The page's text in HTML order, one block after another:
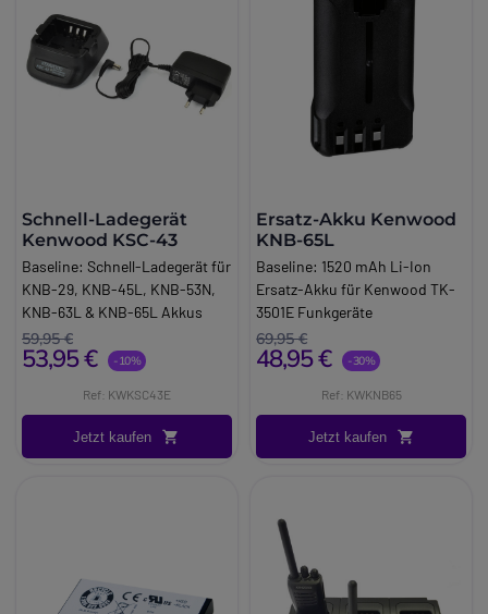
Kenwood TK-3302E
Kenwood TK-D240FN Set
Kenwood TK-D340E
Schnell-Ladegerät
Kenwood KSC-43
Baseline: Schnell-Ladegerät für
KNB-29, KNB-45L, KNB-53N,
KNB-63L & KNB-65L Akkus
Brand:Kenwood
59,95 €
53,95 € -10%
Ref: KWKSC43E
Jetzt kaufen
Ersatz-Akku Kenwood
KNB-65L
Baseline: 1520 mAh Li-Ion
Ersatz-Akku für Kenwood TK-
3501E Funkgeräte
Brand:Kenwood
69,95 €
48,95 € -30%
Ref: KWKNB65
Jetzt kaufen